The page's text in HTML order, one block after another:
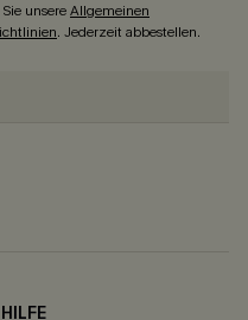
unsereAllgemeinen
. Jederzeit abbestellen.
HILFE